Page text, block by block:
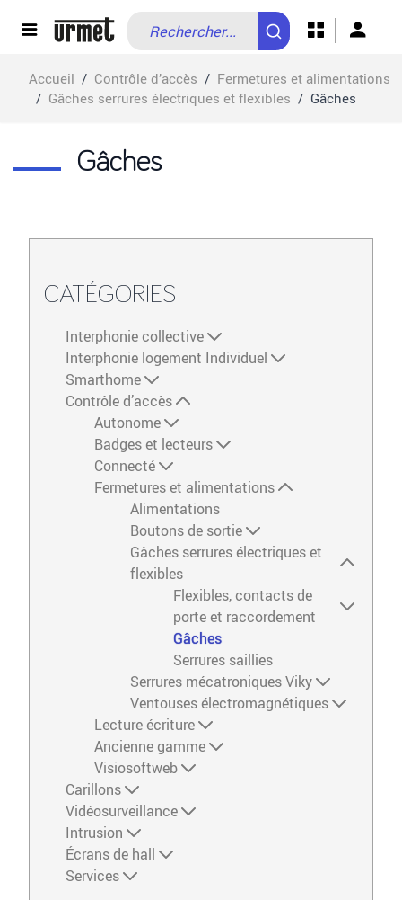
Allez au contenu
Accueil / Contrôle d’accès / Fermetures et alimentations
/ Gâches serrures électriques et flexibles / Gâches
Gâches
CATÉGORIES
Interphonie collective
Interphonie logement Individuel
Smarthome
Contrôle d’accès
Autonome
Badges et lecteurs
Connecté
Fermetures et alimentations
Alimentations
Boutons de sortie
Gâches serrures électriques et
flexibles
Flexibles, contacts de
porte et raccordement
Gâches
Serrures saillies
Serrures mécatroniques Viky
Ventouses électromagnétiques
Lecture écriture
Ancienne gamme
Visiosoftweb
Carillons
Vidéosurveillance
Intrusion
Écrans de hall
Services